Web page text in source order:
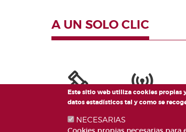
A UN SOLO CLIC
Este sitio web utiliza cookies propias
datos estadísticos tal y como se
NECESARIAS